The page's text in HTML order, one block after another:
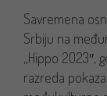
Savremena
Srbiju na
„Hippo 2023″,
razreda